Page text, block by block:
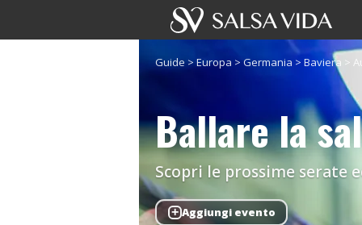
Guide >Europa > Germania > Baviera >
Ballare la
Scopri le prossime serate
+ Aggiungi evento